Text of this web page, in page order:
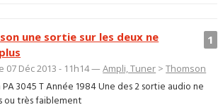
1
une sortie sur les deux ne
07 Déc 2013 - 11h14 —Ampli, Tuner >Thomson
3045 T Année 1984 Une des 2 sortie audio ne
ou très faiblement